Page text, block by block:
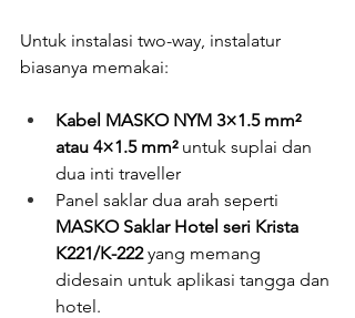
Untuk instalasi two-way, instalatur
biasanya memakai:
Kabel MASKO NYM 3×1.5 mm²
atau 4×1.5 mm² untuk suplai dan
dua inti traveller
Panel saklar dua arah seperti
MASKO Saklar Hotel seri Krista
K221/K-222 yang memang
didesain untuk aplikasi tangga dan
hotel.